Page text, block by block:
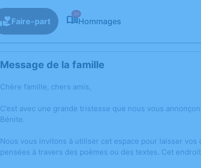
Faire-part
20
Hommages
Message de la famille
Chère famille, chers amis,
C’est avec une grande tristesse que nous vous
Bénite.
Nous vous invitons à utiliser cet espace pour laisser
pensées à travers des poèmes ou des textes. Cet